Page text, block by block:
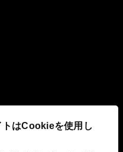
トはCookieを使用し